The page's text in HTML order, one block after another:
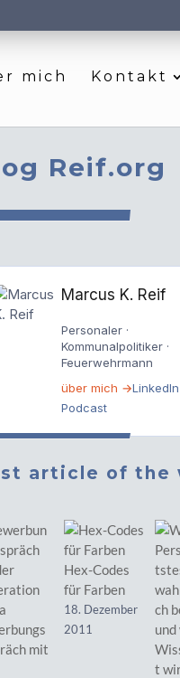
mich Kontakt
Reif.org
Marcus K. Reif
Personaler ·
Kommunalpolitiker ·
Feuerwehrmann
über mich →LinkedIn
Podcast
article of the
mit
Hex-Codes
für Farben
18. Dezember
2011